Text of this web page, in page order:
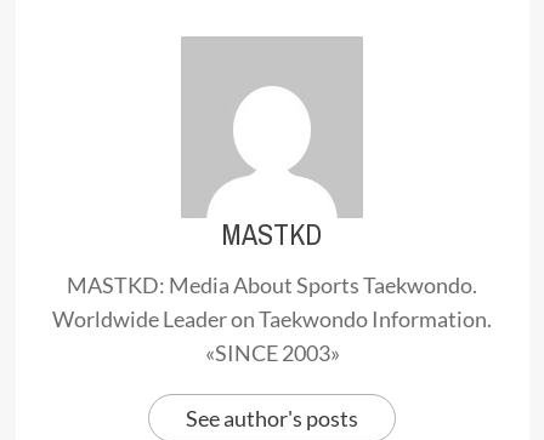
MASTKD
MASTKD: Media About Sports Taekwondo.
Worldwide Leader on Taekwondo Information.
«SINCE 2003»
See author's posts